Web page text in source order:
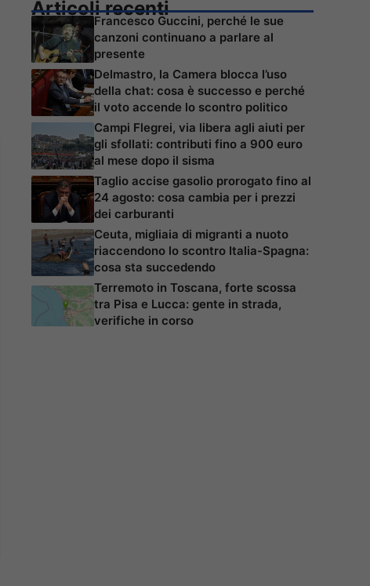
Articoli recenti
Francesco Guccini, perché le sue
canzoni continuano a parlare al
presente
Delmastro, la Camera blocca l’uso
della chat: cosa è successo e perché
il voto accende lo scontro politico
Campi Flegrei, via libera agli aiuti per
gli sfollati: contributi fino a 900 euro
al mese dopo il sisma
Taglio accise gasolio prorogato fino al
24 agosto: cosa cambia per i prezzi
dei carburanti
Ceuta, migliaia di migranti a nuoto
riaccendono lo scontro Italia-Spagna:
cosa sta succedendo
Terremoto in Toscana, forte scossa
tra Pisa e Lucca: gente in strada,
verifiche in corso